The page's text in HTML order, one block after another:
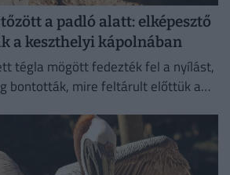
a padló alatt: elképesztő
a keszthelyi kápolnában
tégla mögött fedezték fel a nyílást,
bontották, mire feltárult előttük a